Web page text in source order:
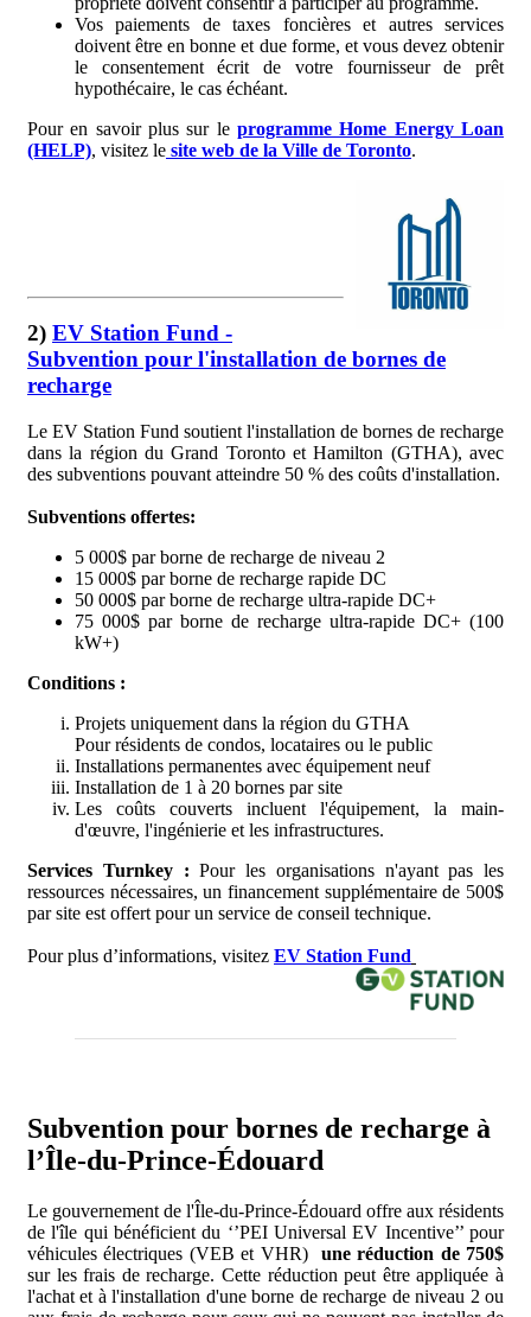
Vos paiements de taxes foncières et autres services
doivent être en bonne et due forme, et vous devez obtenir
le consentement écrit de votre fournisseur de prêt
hypothécaire, le cas échéant.
Pour en savoir plus sur le programme Home Energy Loan
(HELP), visitez le site web de la Ville de Toronto.
2) EV Station Fund -
Subvention pour l'installation de bornes de
recharge
Le EV Station Fund soutient l'installation de bornes de recharge
dans la région du Grand Toronto et Hamilton (GTHA), avec
des subventions pouvant atteindre 50 % des coûts d'installation.
Subventions offertes:
5 000$ par borne de recharge de niveau 2
15 000$ par borne de recharge rapide DC
50 000$ par borne de recharge ultra-rapide DC+
75 000$ par borne de recharge ultra-rapide DC+ (100
kW+)
Conditions :
Projets uniquement dans la région du GTHA
Pour résidents de condos, locataires ou le public
Installations permanentes avec équipement neuf
Installation de 1 à 20 bornes par site
Les coûts couverts incluent l'équipement, la main-
d'œuvre, l'ingénierie et les infrastructures.
Services Turnkey : Pour les organisations n'ayant pas les
ressources nécessaires, un financement supplémentaire de 500$
par site est offert pour un service de conseil technique.
Pour plus d’informations, visitez EV Station Fund
Subvention pour bornes de recharge à
l’Île-du-Prince-Édouard
Le gouvernement de l'Île-du-Prince-Édouard offre aux résidents
de l'île qui bénéficient du ‘’PEI Universal EV Incentive’’ pour
véhicules électriques (VEB et VHR) une réduction de 750$
sur les frais de recharge. Cette réduction peut être appliquée à
l'achat et à l'installation d'une borne de recharge de niveau 2 ou